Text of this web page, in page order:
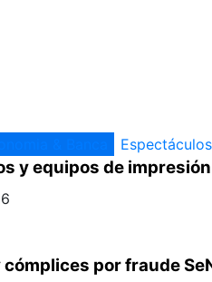
Espectáculos
y equipos de
por fraude